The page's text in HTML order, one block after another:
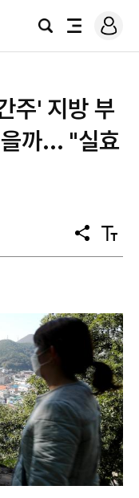
검
전
로
그
주' 지방 부
까... "실효
공
유
텍
스